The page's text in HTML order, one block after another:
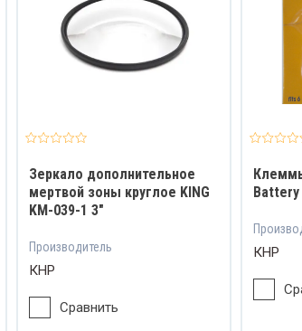
Зеркало дополнительное
мертвой зоны круглое KING
KM-039-1 3"
Производитель
КНР
Сравнить
КНР